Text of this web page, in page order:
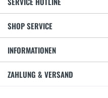
SHOP SERVICE
INFORMATIONEN
ZAHLUNG & VERSAND